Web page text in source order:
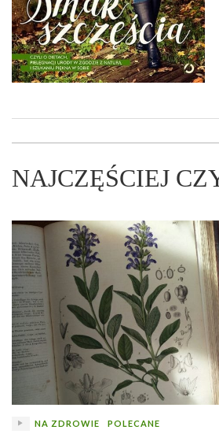
NAJCZĘŚCIEJ
NA ZDROWIE POLECANE